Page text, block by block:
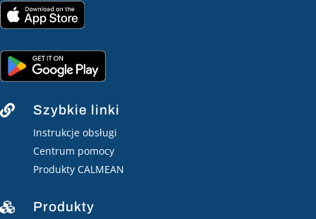
 Szybkie linki
Instrukcje obsługi
Centrum pomocy
Produkty CALMEAN
 Produkty